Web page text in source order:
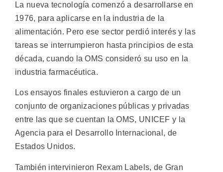
La nueva tecnología comenzó a desarrollarse en
1976, para aplicarse en la industria de la
alimentación. Pero ese sector perdió interés y las
tareas se interrumpieron hasta principios de esta
década, cuando la OMS consideró su uso en la
industria farmacéutica.
Los ensayos finales estuvieron a cargo de un
conjunto de organizaciones públicas y privadas
entre las que se cuentan la OMS, UNICEF y la
Agencia para el Desarrollo Internacional, de
Estados Unidos.
También intervinieron Rexam Labels, de Gran